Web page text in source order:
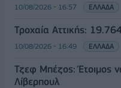
10/08/2026 - 16:57 ΕΛΛΑΔΑ
Τροχαία Αττικής:
10/08/2026 - 16:49 ΕΛΛΑΔΑ
Τζεφ Μπέζος: Έτοιμος
Λίβερπουλ